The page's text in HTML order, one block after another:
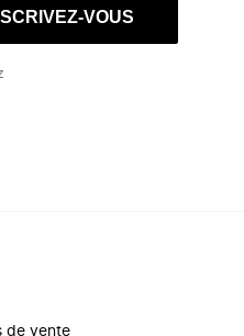
VOUS
de vente